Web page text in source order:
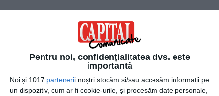
Pentru noi, confidențialitatea dvs. este
importantă
Noi și 1017 partenerii noștri stocăm și/sau accesăm informații pe
un dispozitiv, cum ar fi cookie-urile, și procesăm date personale,
iața chiriilor cunoaște o revenire a volum
implicitdetranzacții, pe fondul unor vești pozitive cu privire
la reluarea activității în spațiile fizice a multor companii.
” Prețurile rămân la niveluri foarte avantajoasepentru cei